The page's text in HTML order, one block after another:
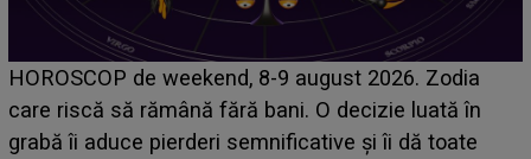
Emanuel a ținut ACEST DETALIU ASCUNS până
acum! În fața Alexandrei, concurentul din Casa Iubirii
face o MĂRTURISIRE NEAȘTEPTATĂ despre mama